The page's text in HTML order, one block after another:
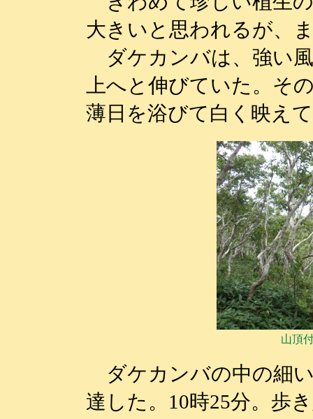
大きいと思われるが、
ダケカンバは、強い
上へと伸びていた。そ
薄日を浴びて白く映え
山頂
ダケカンバの中の細
達した。10時25分。歩